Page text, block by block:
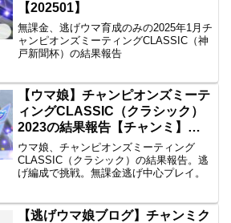
【202501】
無課金、逃げウマ育成のみの2025年1月チ
ャンピオンズミーティングCLASSIC（神
戸新聞杯）の結果報告
【ウマ娘】チャンピオンズミーテ
ィングCLASSIC（クラシック）
2023の結果報告【チャンミ】
【凱旋門】
ウマ娘、チャンピオンズミーティング
CLASSIC（クラシック）の結果報告。逃
げ編成で挑戦。無課金逃げ中心プレイ。
【逃げウマ娘ブログ】チャンミク